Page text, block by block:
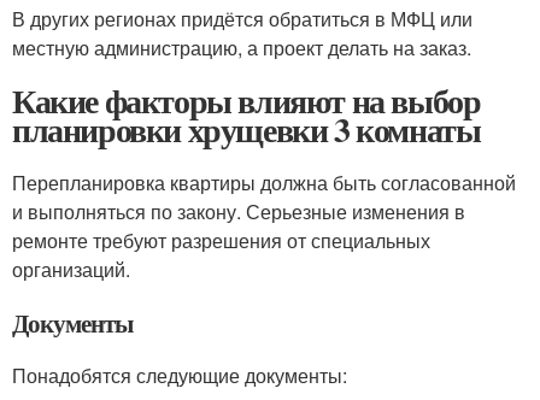
В других регионах придётся обратиться в МФЦ или
местную администрацию, а проект делать на заказ.
Какие факторы влияют на выбор
планировки хрущевки 3 комнаты
Перепланировка квартиры должна быть согласованной
и выполняться по закону. Серьезные изменения в
ремонте требуют разрешения от специальных
организаций.
Документы
Понадобятся следующие документы: